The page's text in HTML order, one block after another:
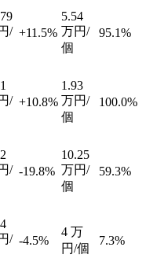
/ +11.5%
5.54
万円/
個
95.1%
/ +10.8%
1.93
万円/
個
100.0%
/ -19.8%
10.25
万円/
個
59.3%
/ -4.5%
4 万
円/個
7.3%